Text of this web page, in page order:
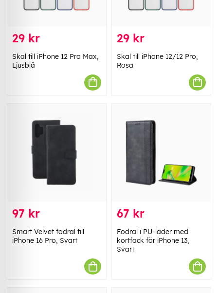
29 kr
Skal till iPhone 12 Pro Max,
Ljusblå
29 kr
Skal till iPhone 12/12 Pro,
Rosa
97 kr
Smart Velvet fodral till
iPhone 16 Pro, Svart
67 kr
Fodral i PU-läder med
kortfack för iPhone 13,
Svart